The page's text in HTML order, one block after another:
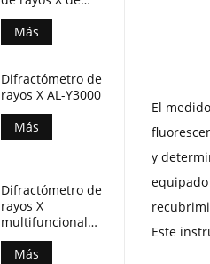
El
y
Este
dispersión de
longitud de onda
(AL-BP-3000)
Más
Difractómetro de
rayos X AL-Y3000
Más
Difractómetro de
rayos X
multifuncional
combinado AL-
Y3500
Más